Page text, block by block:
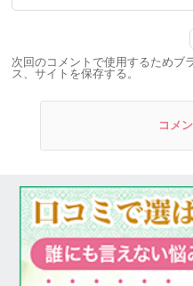
次回のコメントで使用するためブ
ス、サイトを保存する。